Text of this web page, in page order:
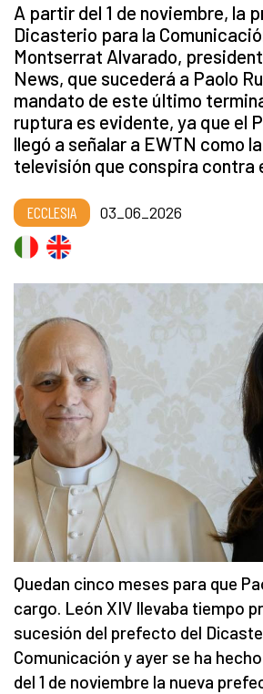
A partir del 1 de noviembre, la
Dicasterio para la
Montserrat Alvarado,
News, que sucederá a Paolo
mandato de este último
ruptura es evidente, ya que el
llegó a señalar a EWTN como
televisión que conspira contra
ECCLESIA 03_06_2026
Quedan cinco meses para que
cargo. León XIV llevaba tiempo
sucesión del prefecto del
Comunicación y ayer se ha
del 1 de noviembre la nueva